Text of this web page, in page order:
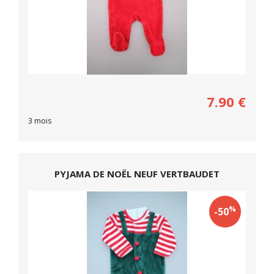
7.90 €
3 mois
PYJAMA DE NOËL NEUF VERTBAUDET
-50%